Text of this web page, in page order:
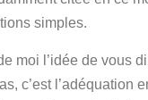
simples.
moi l’idée de vous
c’est l’adéquation